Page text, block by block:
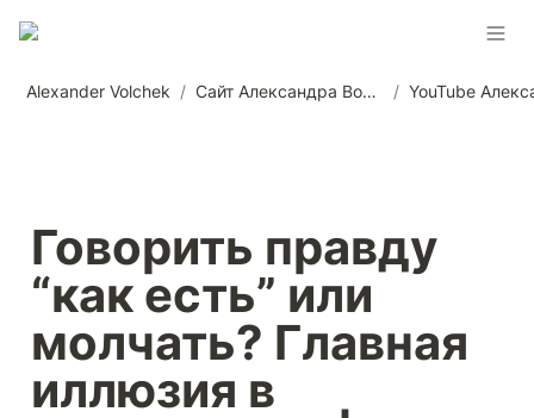
Alexander Volchek / Сайт Александра Волчека /
Говорить правду
“как есть” или
молчать? Главная
иллюзия в